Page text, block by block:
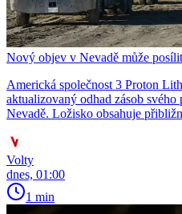
Nový objev v Nevadě může
Americká společnost 3 Proton
aktualizovaný odhad zásob
Nevadě. Ložisko obsahuje
Volty
dnes, 01:00
1 min